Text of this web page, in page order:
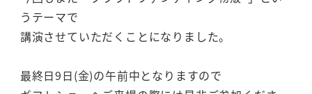
うテーマで
講演させていただくことになりました。
最終日9日(金)の午前中となりますので